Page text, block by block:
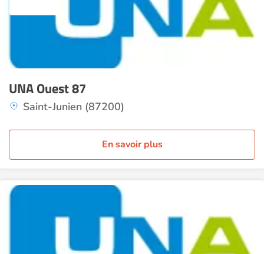
UNA Ouest 87
Saint-Junien (87200)
En savoir plus